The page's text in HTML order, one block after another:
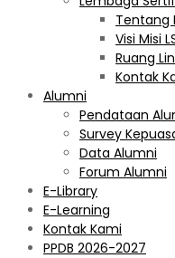
Tentang
Visi Misi
Ruang
Kontak
Alumni
Pendataan
Survey
Data Alumni
Forum Alumni
E-Library
E-Learning
Kontak Kami
PPDB 2026-2027